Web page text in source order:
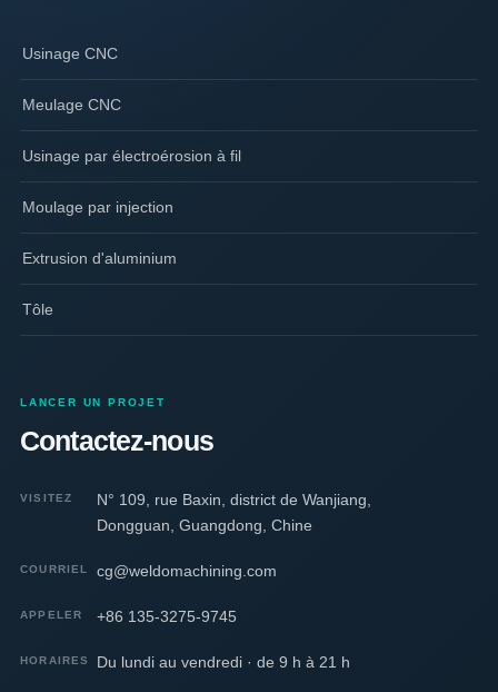
Usinage CNC
Meulage CNC
Usinage par électroérosion à fil
Moulage par injection
Extrusion d'aluminium
Tôle
LANCER UN PROJET
Contactez-nous
VISITEZ
N° 109, rue Baxin, district de Wanjiang,
Dongguan, Guangdong, Chine
COURRIEL cg@weldomachining.com
APPELER +86 135-3275-9745
HORAIRES Du lundi au vendredi · de 9 h à 21 h